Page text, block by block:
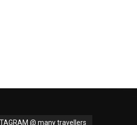
@ many travellers